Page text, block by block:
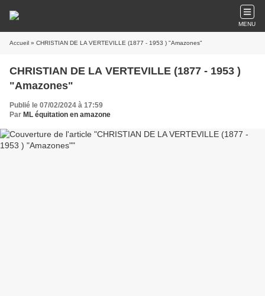
MENU
Accueil » CHRISTIAN DE LA VERTEVILLE (1877 - 1953 ) "Amazones"
CHRISTIAN DE LA VERTEVILLE (1877 - 1953 )
"Amazones"
Publié le 07/02/2024 à 17:59
Par ML équitation en amazone